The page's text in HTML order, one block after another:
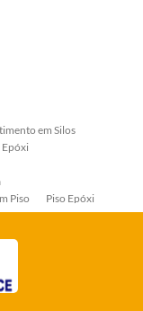
em Silos
Epóxi
Piso
Piso Epóxi
em Serpentinas